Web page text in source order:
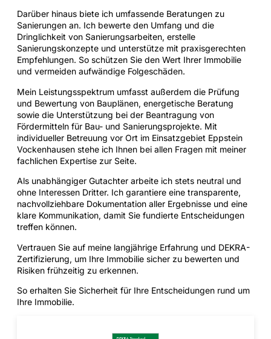
Darüber hinaus biete ich umfassende Beratungen zu
Sanierungen an. Ich bewerte den Umfang und die
Dringlichkeit von Sanierungsarbeiten, erstelle
Sanierungskonzepte und unterstütze mit praxisgerechten
Empfehlungen. So schützen Sie den Wert Ihrer Immobilie
und vermeiden aufwändige Folgeschäden.
Mein Leistungsspektrum umfasst außerdem die Prüfung
und Bewertung von Bauplänen, energetische Beratung
sowie die Unterstützung bei der Beantragung von
Fördermitteln für Bau- und Sanierungsprojekte. Mit
individueller Betreuung vor Ort im Einsatzgebiet Eppstein
Vockenhausen stehe ich Ihnen bei allen Fragen mit meiner
fachlichen Expertise zur Seite.
Als unabhängiger Gutachter arbeite ich stets neutral und
ohne Interessen Dritter. Ich garantiere eine transparente,
nachvollziehbare Dokumentation aller Ergebnisse und eine
klare Kommunikation, damit Sie fundierte Entscheidungen
treffen können.
Vertrauen Sie auf meine langjährige Erfahrung und DEKRA-
Zertifizierung, um Ihre Immobilie sicher zu bewerten und
Risiken frühzeitig zu erkennen.
So erhalten Sie Sicherheit für Ihre Entscheidungen rund um
Ihre Immobilie.